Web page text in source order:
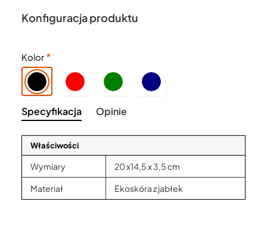
Konfiguracja produktu
Kolor
Specyfikacja Opinie
Właściwości
Wymiary 20 x14,5 x 3,5 cm
Materiał Ekoskóra z jabłek